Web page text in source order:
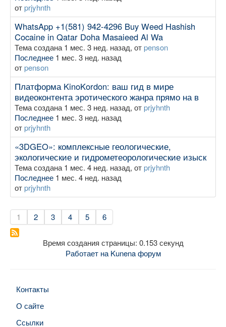
отprjyhnth
WhatsApp +1(581) 942-4296 Buy Weed Hashish
Cocaine in Qatar Doha Masaieed Al Wa
Тема создана 1 мес. 3 нед. назад, отpenson
Последнее 1 мес. 3 нед. назад
отpenson
Платформа KinoKordon: ваш гид в мире
видеоконтента эротического жанра прямо на в
Тема создана 1 мес. 3 нед. назад, отprjyhnth
Последнее 1 мес. 3 нед. назад
отprjyhnth
«3DGEO»: комплексные геологические,
экологические и гидрометеорологические изыск
Тема создана 1 мес. 4 нед. назад, отprjyhnth
Последнее 1 мес. 4 нед. назад
отprjyhnth
1 2 3 4 5 6
Время создания страницы: 0.153 секунд
Работает на Kunena форум
Контакты
О сайте
Ссылки